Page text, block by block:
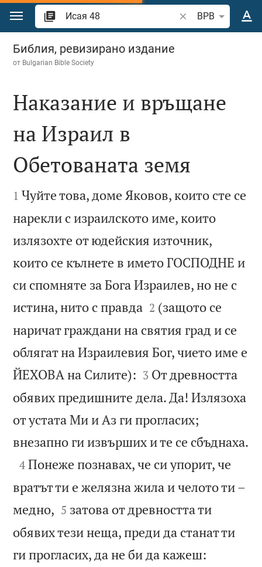
Преминете към съдържанието
Търсете стих или
BPB
Исая 48
Библия, ревизирано издание
от Bulgarian Bible Society

Наказание и връщане
на Израил в
Обетованата земя

1 Чуйте това, доме Яковов, които сте се
нарекли с израилското име, които
излязохте от юдейския източник,
които се кълнете в името ГОСПОДНЕ и
си спомняте за Бога Израилев, но не с
истина, нито с правда 

2 (защото се
наричат граждани на святия град и се
облягат на Израилевия Бог, чието име е
ЙЕХОВА на Силите): 

3 От древността
обявих предишните дела. Да! Излязоха
от устата Ми и Аз ги прогласих;
внезапно ги извърших и те се сбъднаха.

4 Понеже познавах, че си упорит, че
вратът ти е желязна жила и челото ти –
медно, 

5 затова от древността ти
обявих тези неща, преди да станат ти
ги прогласих, да не би да кажеш: